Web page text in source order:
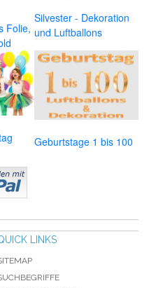
Folie,
Silvester - Dekoration
und Luftballons
Geburtstage 1 bis 100
LINKS